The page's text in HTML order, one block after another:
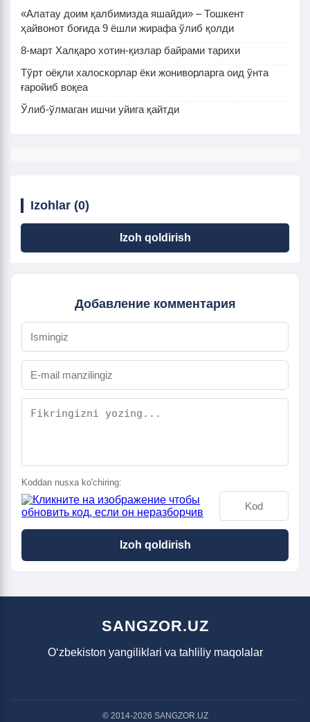
«Алатау доим қалбимизда яшайди» – Тошкент
ҳайвонот боғида 9 ёшли жирафа ўлиб қолди
8-март Халқаро хотин-қизлар байрами тарихи
Тўрт оёқли халоскорлар ёки жониворларга оид ўнта
ғаройиб воқеа
Ўлиб-ўлмаган ишчи уйига қайтди
Izohlar (0)
Izoh qoldirish
Добавление комментария
Koddan nusxa ko'chiring:
Izoh qoldirish
SANGZOR.UZ
O‘zbekiston yangiliklari va tahliliy maqolalar
© 2014-2026 SANGZOR.UZ